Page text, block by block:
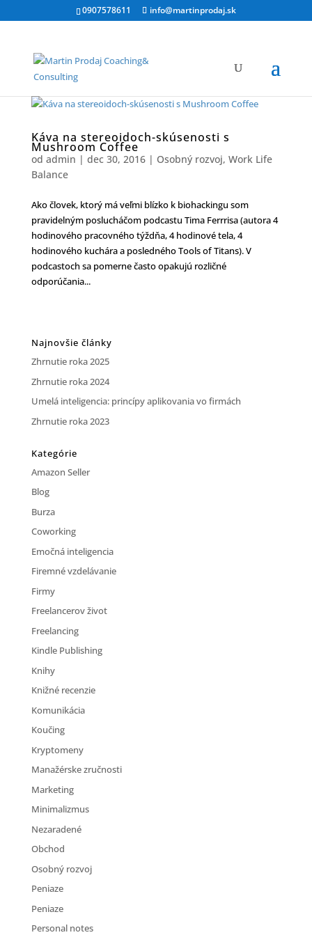
0907578611 info@martinprodaj.sk
Káva na stereoidoch-skúsenosti s
Mushroom Coffee
od admin | dec 30, 2016| Osobný rozvoj, Work Life
Balance
Ako človek, ktorý má veľmi blízko k biohackingu som
pravidelným poslucháčom podcastu Tima Ferrrisa (autora 4
hodinového pracovného týždňa, 4 hodinové tela, 4
hodinového kuchára a posledného Tools of Titans). V
podcastoch sa pomerne často opakujú rozličné
odporúčania...
Najnovšie články
Zhrnutie roka 2025
Zhrnutie roka 2024
Umelá inteligencia: princípy aplikovania vo firmách
Zhrnutie roka 2023
Kategórie
Amazon Seller
Blog
Burza
Coworking
Emočná inteligencia
Firemné vzdelávanie
Firmy
Freelancerov život
Freelancing
Kindle Publishing
Knihy
Knižné recenzie
Komunikácia
Koučing
Kryptomeny
Manažérske zručnosti
Marketing
Minimalizmus
Nezaradené
Obchod
Osobný rozvoj
Peniaze
Peniaze
Personal notes